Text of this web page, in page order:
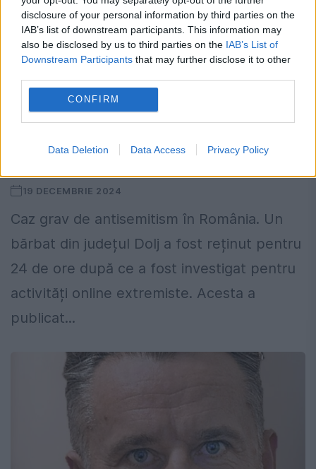
disclosure of your personal information by third parties on the
IAB’s list of downstream participants. This information may
also be disclosed by us to third parties on the IAB’s List of
Downstream Participants that may further disclose it to other
CONFIRM
Data Deletion Data Access Privacy Policy
Caz grav de antisemitism în România.
19 DECEMBRIE 2024
Caz grav de antisemitism în România. Un
bărbat din județul Dolj a fost reținut pentru
24 de ore după ce a fost investigat pentru
activități online extremiste. Acesta a
publicat...